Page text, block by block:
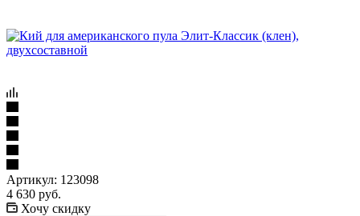
Артикул: 123098
4 630 руб.
Хочу скидку